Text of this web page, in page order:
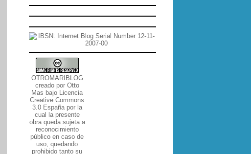
OTROMARIBLOG
creado por Otto
Mas bajo Licencia
Creative Commons
3.0 España por la
cual la presente
obra queda sujeta a
reconocimiento
público en caso de
uso, quedando
prohibido tanto su